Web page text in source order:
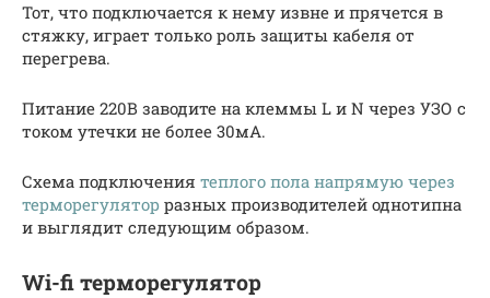
Тот, что подключается к нему извне и прячется в
стяжку, играет только роль защиты кабеля от
перегрева.
Питание 220В заводите на клеммы L и N через УЗО с
током утечки не более 30мА.
Схема подключения теплого пола напрямую через
терморегулятор разных производителей однотипна
и выглядит следующим образом.
Wi-fi терморегулятор